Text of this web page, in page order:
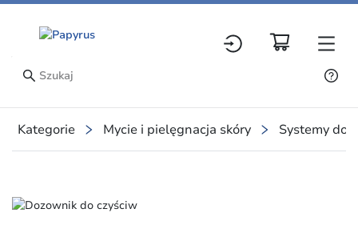
Kategorie Mycie i pielęgnacja skóry Systemy do
Slide 1 of 2